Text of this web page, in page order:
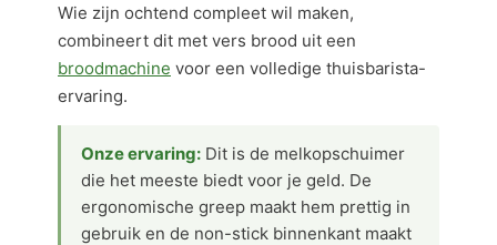
Wie zijn ochtend compleet wil maken,
combineert dit met vers brood uit een
broodmachine voor een volledige thuisbarista-
ervaring.
Onze ervaring: Dit is de melkopschuimer
die het meeste biedt voor je geld. De
ergonomische greep maakt hem prettig in
gebruik en de non-stick binnenkant maakt